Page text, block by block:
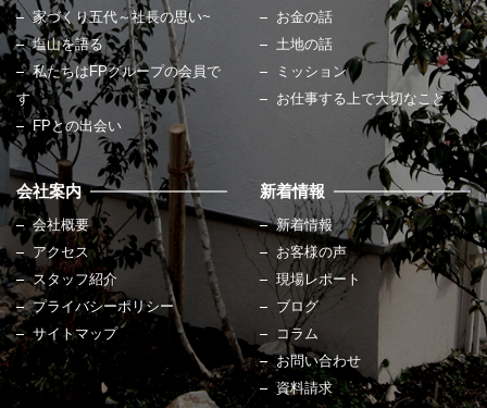
家づくり五代～社長の思い~
塩山を語る
私たちはFPグループの会員で
す
FPとの出会い
お金の話
土地の話
ミッション
お仕事する上で大切なこと
会社案内
会社概要
アクセス
スタッフ紹介
プライバシーポリシー
サイトマップ
新着情報
新着情報
お客様の声
現場レポート
ブログ
コラム
お問い合わせ
資料請求